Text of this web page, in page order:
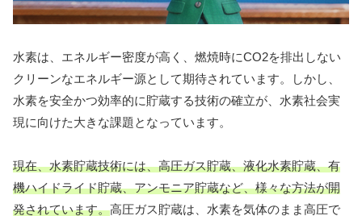
水素は、エネルギー密度が高く、燃焼時にCO2を排出しない
クリーンなエネルギー源として期待されています。しかし、
水素を安全かつ効率的に貯蔵する技術の確立が、水素社会実
現に向けた大きな課題となっています。
現在、水素貯蔵技術には、高圧ガス貯蔵、液化水素貯蔵、有
機ハイドライド貯蔵、アンモニア貯蔵など、様々な方法が開
発されています。高圧ガス貯蔵は、水素を気体のまま高圧で